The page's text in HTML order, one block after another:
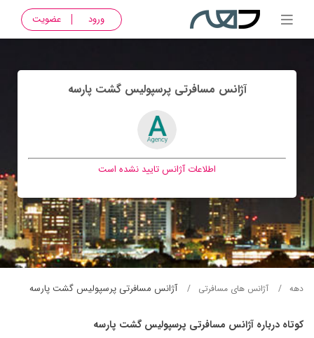
ورود عضویت
آژانس مسافرتی پرسپوليس گشت پارسه
اطلاعات آژانس تایید نشده است
دهه آژانس های مسافرتی آژانس مسافرتی پرسپوليس گشت پارسه
کوتاه درباره آژانس مسافرتی پرسپوليس گشت پارسه